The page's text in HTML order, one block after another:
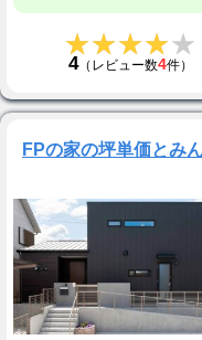
★★★★★
★★★★★
4（レビュー数4件）
FPの家の坪単価とみ